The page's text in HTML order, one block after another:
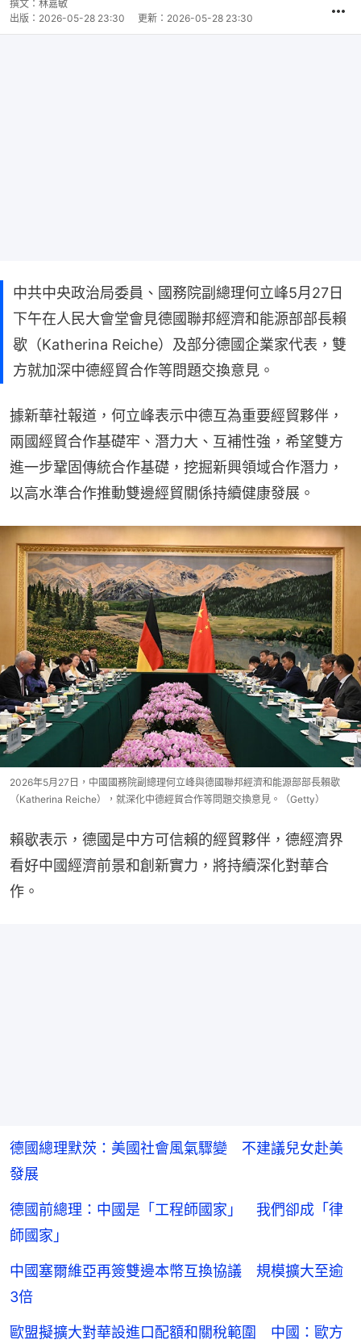
撰文： 林嘉敏
出版： 2026-05-28 23:30 更新： 2026-05-28 23:30
中共中央政治局委員、國務院副總理何立峰5月27日
下午在人民大會堂會見德國聯邦經濟和能源部部長賴
歇（Katherina Reiche）及部分德國企業家代表，雙
方就加深中德經貿合作等問題交換意見。
據新華社報道，何立峰表示中德互為重要經貿夥伴，
兩國經貿合作基礎牢、潛力大、互補性強，希望雙方
進一步鞏固傳統合作基礎，挖掘新興領域合作潛力，
以高水準合作推動雙邊經貿關係持續健康發展。
2026年5月27日，中國國務院副總理何立峰與德國聯邦經濟和能源部部長賴歇
（Katherina Reiche），就深化中德經貿合作等問題交換意見。（Getty）
賴歇表示，德國是中方可信賴的經貿夥伴，德經濟界
看好中國經濟前景和創新實力，將持續深化對華合
作。
德國總理默茨：美國社會風氣驟變 不建議兒女赴美
發展
德國前總理：中國是「工程師國家」 我們卻成「律
師國家」
中國塞爾維亞再簽雙邊本幣互換協議 規模擴大至逾
3倍
歐盟擬擴大對華設進口配額和關稅範圍 中國：歐方